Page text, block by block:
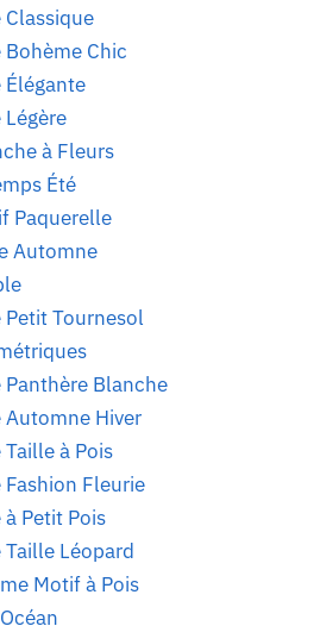
Classique
Bohème Chic
Élégante
à Fleurs
Été
Paquerelle
Automne
Petit Tournesol
Panthère Blanche
Automne Hiver
à Pois
Fashion Fleurie
Petit Pois
Léopard
Motif à Pois